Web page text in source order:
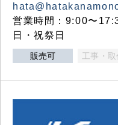
営業時間：9:00〜
日・祝祭日
販売可 工事・取